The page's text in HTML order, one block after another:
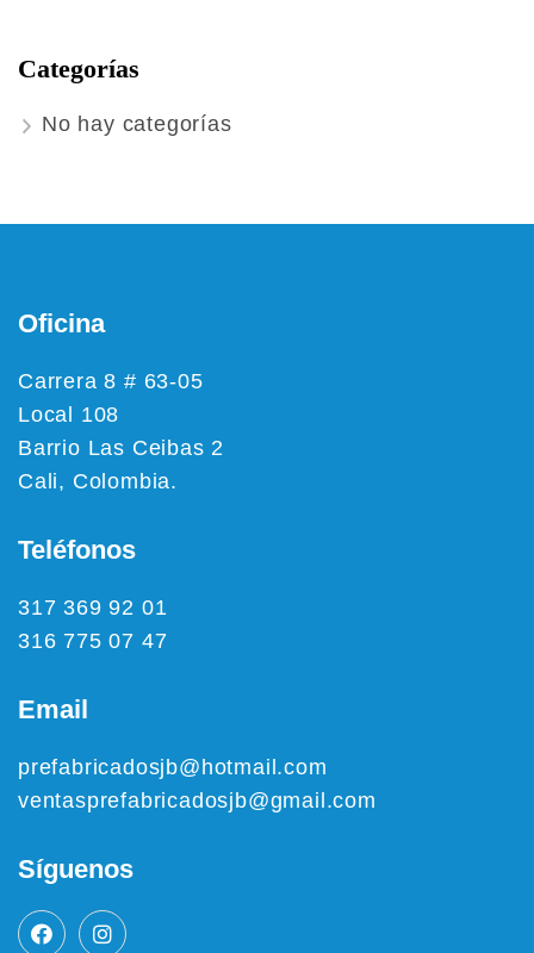
Categorías
No hay categorías
Oficina
Carrera 8 # 63-05
Local 108
Barrio Las Ceibas 2
Cali, Colombia.
Teléfonos
317 369 92 01
316 775 07 47
Email
prefabricadosjb@hotmail.com
ventasprefabricadosjb@gmail.com
Síguenos